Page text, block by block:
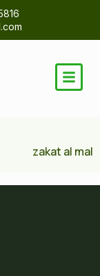
zakat al mal